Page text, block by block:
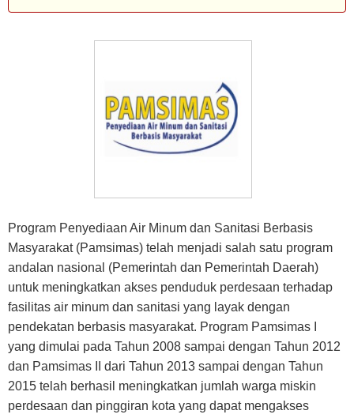
Program Penyediaan Air Minum dan Sanitasi Berbasis
Masyarakat (Pamsimas) telah menjadi salah satu program
andalan nasional (Pemerintah dan Pemerintah Daerah)
untuk meningkatkan akses penduduk perdesaan terhadap
fasilitas air minum dan sanitasi yang layak dengan
pendekatan berbasis masyarakat. Program Pamsimas I
yang dimulai pada Tahun 2008 sampai dengan Tahun 2012
dan Pamsimas II dari Tahun 2013 sampai dengan Tahun
2015 telah berhasil meningkatkan jumlah warga miskin
perdesaan dan pinggiran kota yang dapat mengakses